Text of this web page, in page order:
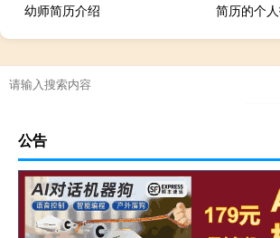
幼师简历介绍
简历的个
公告